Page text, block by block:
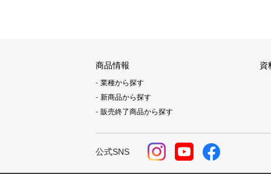
商品情報
業種から探す
新商品から探す
販売終了商品から探す
資
公式SNS